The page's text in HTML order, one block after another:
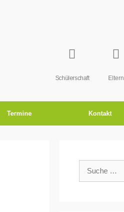
Schülerschaft Eltern
Termine Kontakt